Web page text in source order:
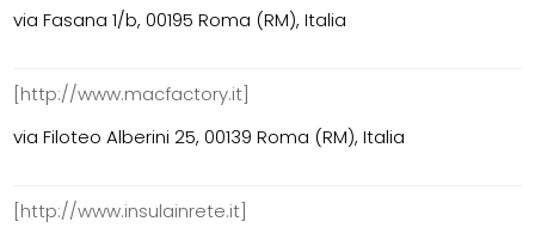
via Fasana 1/b, 00195 Roma (RM), Italia
[http://www.macfactory.it]
via Filoteo Alberini 25, 00139 Roma (RM), Italia
[http://www.insulainrete.it]